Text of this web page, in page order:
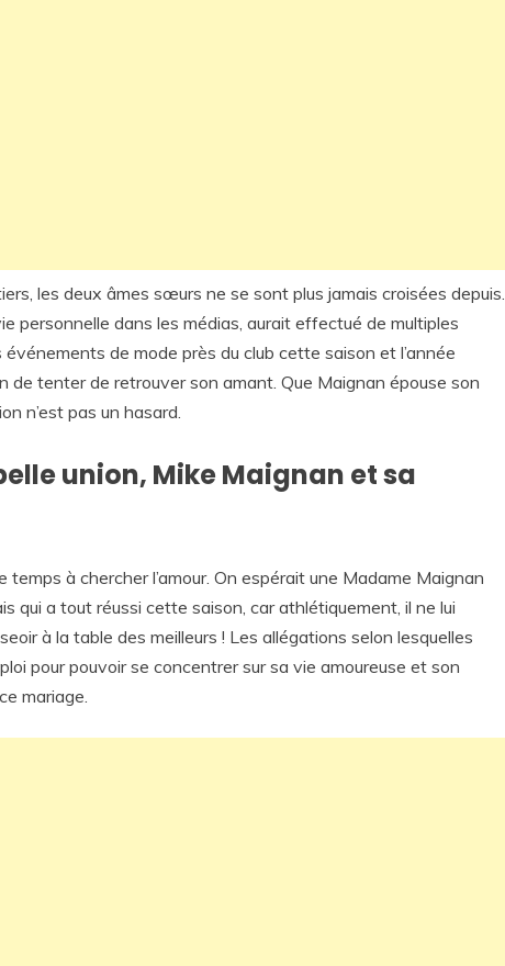
les deux âmes sœurs ne se sont plus jamais croisées depuis.
personnelle dans les médias, aurait effectué de multiples
de mode près du club cette saison et l’année
de tenter de retrouver son amant. Que Maignan épouse son
n’est pas un hasard.
union, Mike Maignan et sa
à chercher l’amour. On espérait une Madame Maignan
qui a tout réussi cette saison, car athlétiquement, il ne lui
à la table des meilleurs ! Les allégations selon lesquelles
pour pouvoir se concentrer sur sa vie amoureuse et son
mariage.